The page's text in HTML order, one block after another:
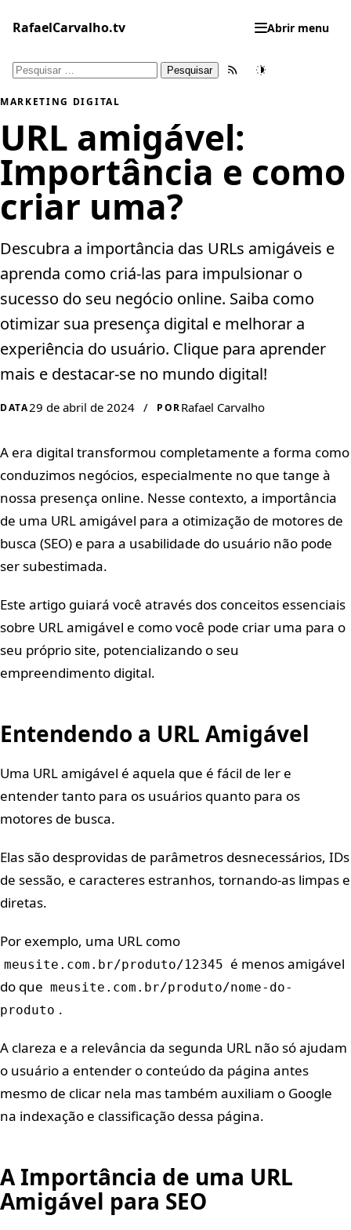
para
conteúdo
RafaelCarvalho.tv Abrir menu
Pesquisar
Feed RSSTema
MARKETING DIGITAL
URL amigável:
Importância e como
criar uma?
Descubra a importância das URLs amigáveis e
aprenda como criá-las para impulsionar o
sucesso do seu negócio online. Saiba como
otimizar sua presença digital e melhorar a
experiência do usuário. Clique para aprender
mais e destacar-se no mundo digital!
DATA29 de abril de 2024 / PORRafael Carvalho
A era digital transformou completamente a forma como
conduzimos negócios, especialmente no que tange à
nossa presença online. Nesse contexto, a importância
de uma URL amigável para a otimização de motores de
busca (SEO) e para a usabilidade do usuário não pode
ser subestimada.
Este artigo guiará você através dos conceitos essenciais
sobre URL amigável e como você pode criar uma para o
seu próprio site, potencializando o seu
empreendimento digital.
Entendendo a URL Amigável
Uma URL amigável é aquela que é fácil de ler e
entender tanto para os usuários quanto para os
motores de busca.
Elas são desprovidas de parâmetros desnecessários, IDs
de sessão, e caracteres estranhos, tornando-as limpas e
diretas.
Por exemplo, uma URL como
meusite.com.br/produto/12345 é menos amigável
do que meusite.com.br/produto/nome-do-
produto .
A clareza e a relevância da segunda URL não só ajudam
o usuário a entender o conteúdo da página antes
mesmo de clicar nela mas também auxiliam o Google
na indexação e classificação dessa página.
A Importância de uma URL
Amigável para SEO